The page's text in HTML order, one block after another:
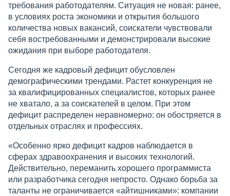
требования работодателям. Ситуация не новая: ранее,
в условиях роста экономики и открытия большого
количества новых вакансий, соискатели чувствовали
себя востребованными и демонстрировали высокие
ожидания при выборе работодателя.
Сегодня же кадровый дефицит обусловлен
демографическими трендами. Растет конкуренция не
за квалифицированных специалистов, которых ранее
не хватало, а за соискателей в целом. При этом
дефицит распределен неравномерно: он обостряется в
отдельных отраслях и профессиях.
«Особенно ярко дефицит кадров наблюдается в
сферах здравоохранения и высоких технологий.
Действительно, переманить хорошего программиста
или разработчика сегодня непросто. Однако борьба за
таланты не ограничивается «айтишниками»: компании